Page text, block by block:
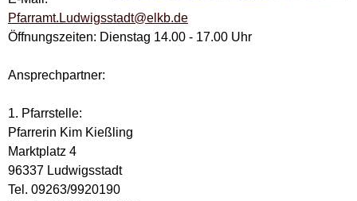
Pfarramt.Ludwigsstadt@elkb.de
Öffnungszeiten: Dienstag 14.00 - 17.00 Uhr
Ansprechpartner:
1. Pfarrstelle:
Pfarrerin Kim Kießling
Marktplatz 4
96337 Ludwigsstadt
Tel. 09263/9920190